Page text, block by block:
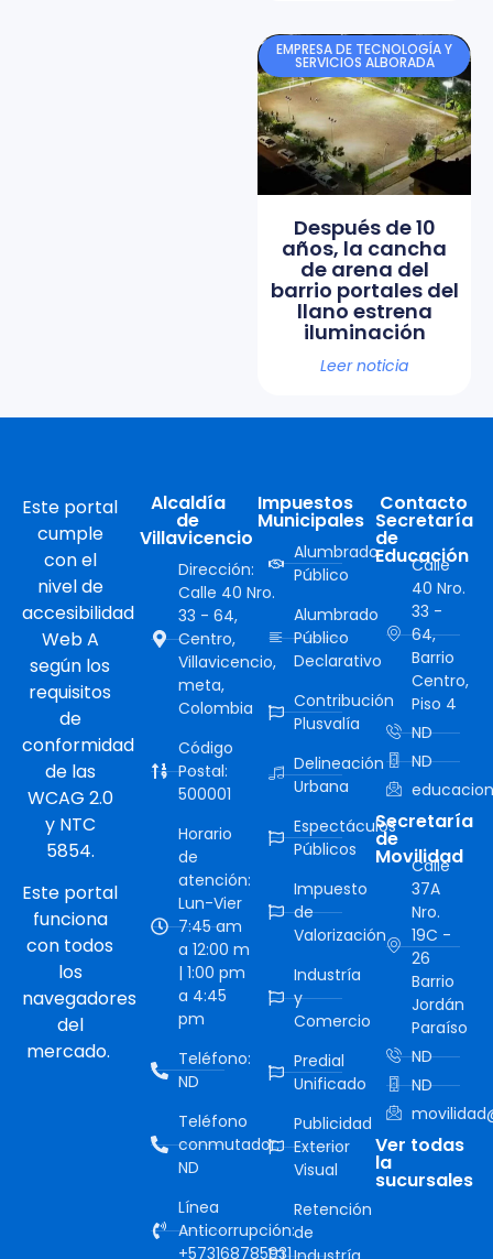
EMPRESA DE TECNOLOGÍA Y
SERVICIOS ALBORADA
Después de 10
años, la cancha
de arena del
barrio portales del
llano estrena
iluminación
Leer noticia
Este portal
cumple
con el
nivel de
accesibilidad
Web A
según los
requisitos
de
conformidad
de las
WCAG 2.0
y NTC
5854.
Este portal
funciona
con todos
los
navegadores
del
mercado.
Alcaldía
de
Villavicencio
Dirección:
Calle 40 Nro.
33 - 64,
Centro,
Villavicencio,
meta,
Colombia
Código
Postal:
500001
Horario
de
atención:
Lun-Vier
7:45 am
a 12:00 m
| 1:00 pm
a 4:45
pm
Teléfono:
ND
Teléfono
conmutador:
ND
Línea
Anticorrupción:
+573168785931
Impuestos
Municipales
Alumbrado
Público
Alumbrado
Público
Declarativo
Contribución
Plusvalía
Delineación
Urbana
Espectáculos
Públicos
Impuesto
de
Valorización
Industría
y
Comercio
Predial
Unificado
Publicidad
Exterior
Visual
Retención
de
Contacto
Secretaría
de
Educación
Calle
40 Nro.
33 -
64,
Barrio
Centro,
Piso 4
ND
ND
Secretaría
de
Movilidad
Calle
37A
Nro.
19C -
26
Barrio
Jordán
Paraíso
ND
ND
Ver todas
la
sucursales